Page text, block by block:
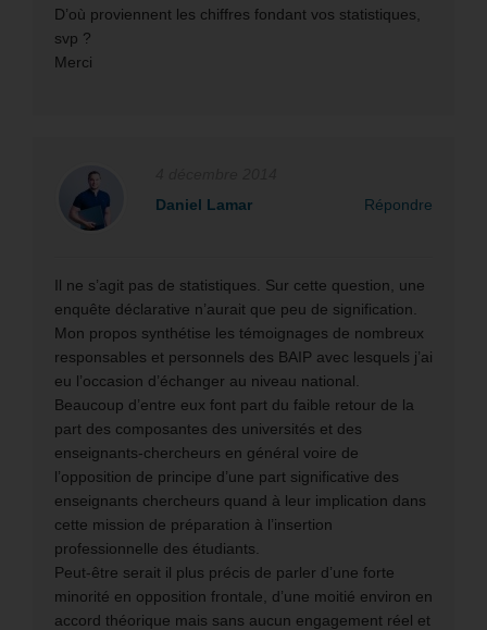
D’où proviennent les chiffres fondant vos statistiques,
svp ?
Merci
Daniel Lamar
Répondre
Il ne s’agit pas de statistiques. Sur cette question, une
enquête déclarative n’aurait que peu de signification.
Mon propos synthétise les témoignages de nombreux
responsables et personnels des BAIP avec lesquels j’ai
eu l’occasion d’échanger au niveau national.
Beaucoup d’entre eux font part du faible retour de la
part des composantes des universités et des
enseignants-chercheurs en général voire de
l’opposition de principe d’une part significative des
enseignants chercheurs quand à leur implication dans
cette mission de préparation à l’insertion
professionnelle des étudiants.
Peut-être serait il plus précis de parler d’une forte
minorité en opposition frontale, d’une moitié environ en
accord théorique mais sans aucun engagement réel et